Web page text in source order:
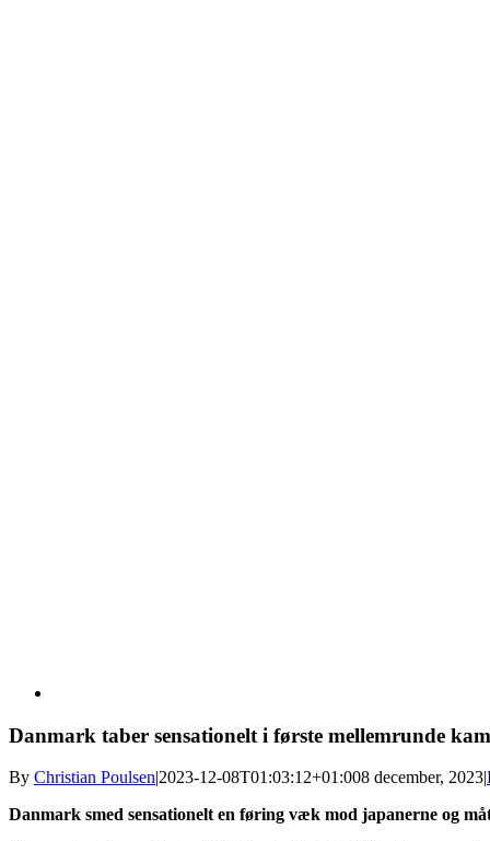
Danmark taber sensationelt i første mellemrunde
By Christian Poulsen|2023-12-08T01:03:12+01:008 december, 2023|
Danmark smed sensationelt en føring væk mod japanerne og